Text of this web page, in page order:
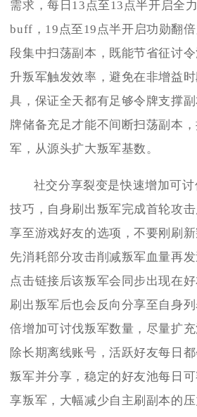
需求，每日13点至13点半开启全
buff，19点至19点半开启功勋翻
段集中扫荡副本，既能节省征讨
升叛军触发效率，避免在非增益
具，保证全天都有足够令牌支撑
牌储备充足才能不间断扫荡副本
军，从源头扩大叛军基数。
社交分享裂变是快速增加可
技巧，自身刷出叛军完成首轮攻
享至游戏好友的选项，不要刚刷新
先消耗部分攻击削减叛军血量再
点击链接后该叛军会同步出现在
刷出叛军后也会反向分享至自身
倍增加可讨伐叛军数量，尽量扩
除长期离线账号，活跃好友每日
叛军并分享，稳定的好友池每日
享叛军，大幅减少自主刷副本的